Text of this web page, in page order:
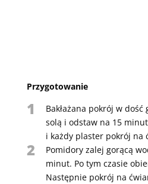
Przygotowanie
1
Bakłażana pokrój w
solą i odstaw na 15
i każdy plaster pokrój na
2
Pomidory zalej gorącą
minut. Po tym czasie
Następnie pokrój na